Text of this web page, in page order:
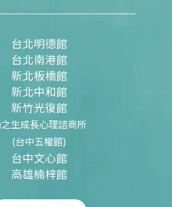
台北明德館
台北南港館
新北板橋館
新北中和館
新竹光復館
生成長心理諮商所
(台中五權館)
台中文心館
高雄楠梓館